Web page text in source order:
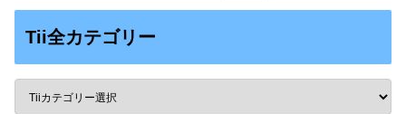
Tii全カテゴリー